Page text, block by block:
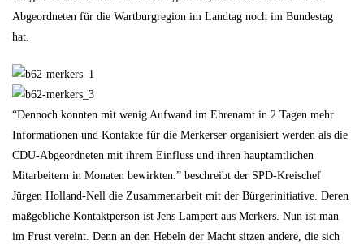
Abgeordneten für die Wartburgregion im Landtag noch im Bundestag
hat.
“Dennoch konnten mit wenig Aufwand im Ehrenamt in 2 Tagen mehr
Informationen und Kontakte für die Merkerser organisiert werden als die
CDU-Abgeordneten mit ihrem Einfluss und ihren hauptamtlichen
Mitarbeitern in Monaten bewirkten.” beschreibt der SPD-Kreischef
Jürgen Holland-Nell die Zusammenarbeit mit der Bürgerinitiative. Deren
maßgebliche Kontaktperson ist Jens Lampert aus Merkers. Nun ist man
im Frust vereint. Denn an den Hebeln der Macht sitzen andere, die sich